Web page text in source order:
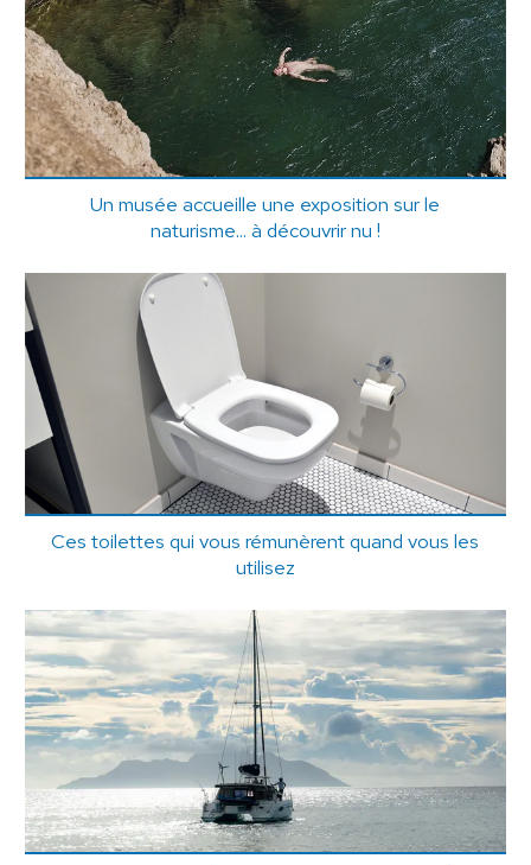
Un musée accueille une exposition sur le
naturisme... à découvrir nu !
Ces toilettes qui vous rémunèrent quand vous les
utilisez